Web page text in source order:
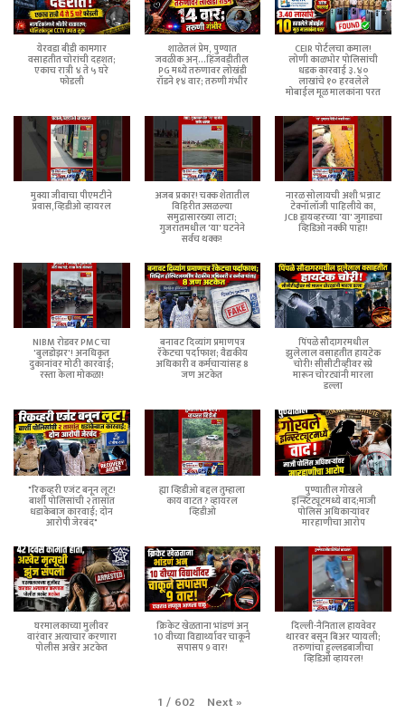
येरवडा बीडी कामगार
वसाहतीत चोरांची दहशत;
एकाच रात्री ४ ते ५ घरे
फोडली
शाळेतलं प्रेम, पुण्यात
जवळीक अन्...हिंजवडीतील
PG मध्ये तरुणावर लोखंडी
रॉडने १४ वार; तरुणी गंभीर
CEIR पोर्टलचा कमाल!
लोणी काळभोर पोलिसांची
धडक कारवाई ३.४०
लाखांचे १० हरवलेले
मोबाईल मूळ मालकांना परत
मुक्या जीवाचा पीएमटीने
प्रवास,व्हिडीओ व्हायरल
अजब प्रकार! चक्क शेतातील
विहिरीत उसळल्या
समुद्रासारख्या लाटा;
गुजरातमधील 'या' घटनेने
सर्वच थक्क!
नारळ सोलायची अशी भन्नाट
टेक्नॉलॉजी पाहिलीये का,
JCB ड्रायव्हरच्या 'या' जुगाडचा
व्हिडिओ नक्की पाहा!
NIBM रोडवर PMC चा
'बुलडोझर'! अनधिकृत
दुकानांवर मोठी कारवाई;
रस्ता केला मोकळा!
बनावट दिव्यांग प्रमाणपत्र
रॅकेटचा पर्दाफाश; वैद्यकीय
अधिकारी व कर्मचाऱ्यांसह 8
जण अटकेत
पिंपळे सौदागरमधील
झुलेलाल वसाहतीत हायटेक
चोरी! सीसीटीव्हीवर स्प्रे
मारून चोरट्यांनी मारला
डल्ला
"रिकव्हरी एजंट बनून लूट!
बार्शी पोलिसांची २ तासांत
धडाकेबाज कारवाई; दोन
आरोपी जेरबंद"
ह्या व्हिडीओ बद्दल तुम्हाला
काय वाटत ? व्हायरल
व्हिडीओ
पुण्यातील गोखले
इन्स्टिट्यूटमध्ये वाद;माजी
पोलिस अधिकाऱ्यांवर
मारहाणीचा आरोप
घरमालकाच्या मुलीवर
वारंवार अत्याचार करणारा
पोलीस अखेर अटकेत
क्रिकेट खेळताना भांडणं अन्
10 वीच्या विद्यार्थ्यावर चाकूने
सपासप 9 वार!
दिल्ली-नैनिताल हायवेवर
थारवर बसून बिअर प्यायली;
तरुणांचा हुल्लडबाजीचा
व्हिडिओ व्हायरल!
1 / 602 Next»